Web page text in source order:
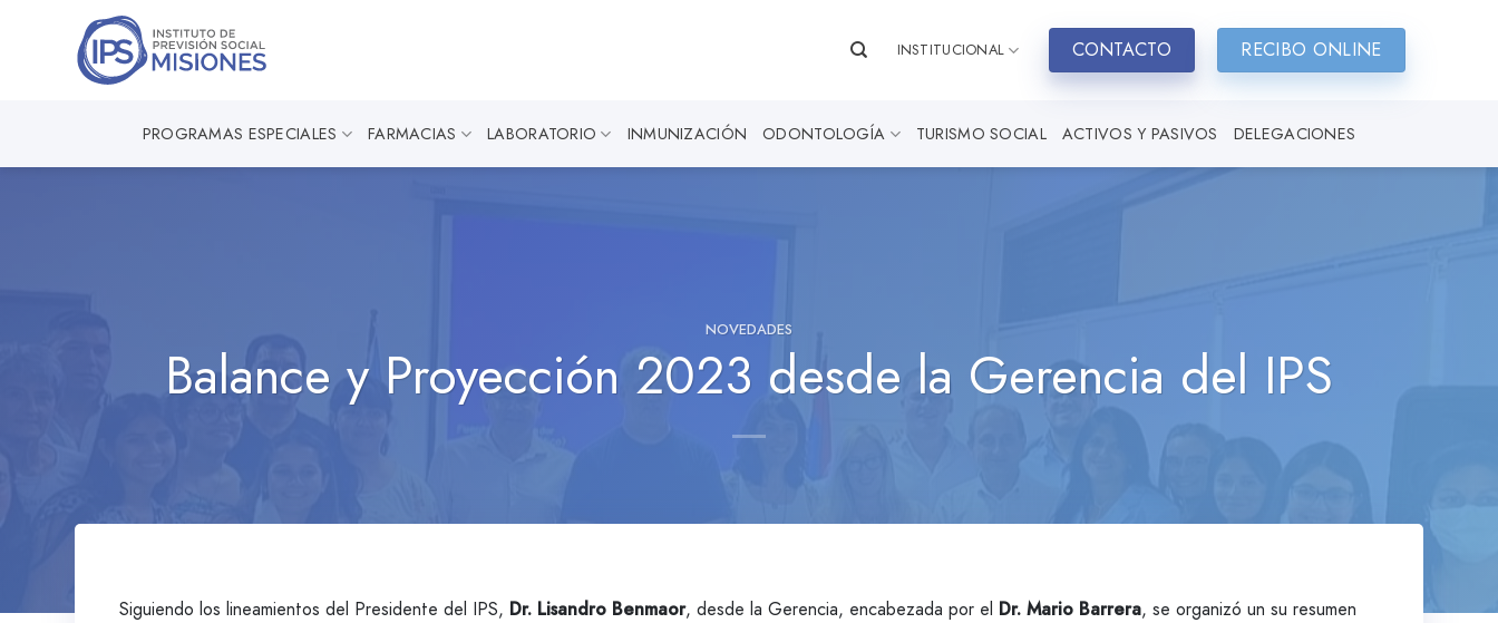
INSTITUCIONAL CONTACTO RECIBO ONLINE
PROGRAMAS ESPECIALES FARMACIAS LABORATORIO INMUNIZACIÓN ODONTOLOGÍA TURISMO SOCIAL ACTIVOS Y PASIVOS DELEGACIONES
NOVEDADES
Balance y Proyección 2023 desde la Gerencia del IPS
Siguiendo los lineamientos del Presidente del IPS, Dr. Lisandro Benmaor, desde la Gerencia, encabezada por el Dr. Mario Barrera, se organizó un su resumen